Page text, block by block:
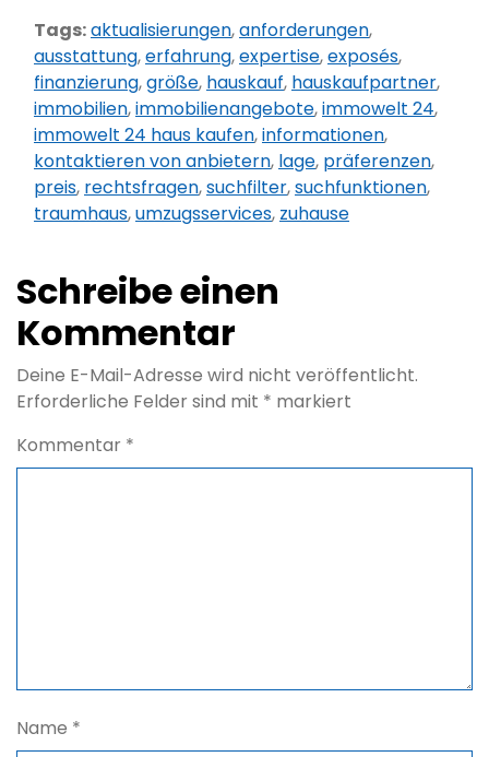
Tags:aktualisierungen,anforderungen,
ausstattung,erfahrung,expertise,exposés,
finanzierung,größe, hauskauf, hauskaufpartner,
immobilien,immobilienangebote,immowelt 24,
immowelt 24 haus kaufen,informationen,
kontaktieren von anbietern, lage, präferenzen,
preis, rechtsfragen,suchfilter,suchfunktionen,
traumhaus,umzugsservices, zuhause
Schreibe einen
Kommentar
Deine E-Mail-Adresse wird nicht veröffentlicht.
Erforderliche Felder sind mit * markiert
Kommentar *
Name *